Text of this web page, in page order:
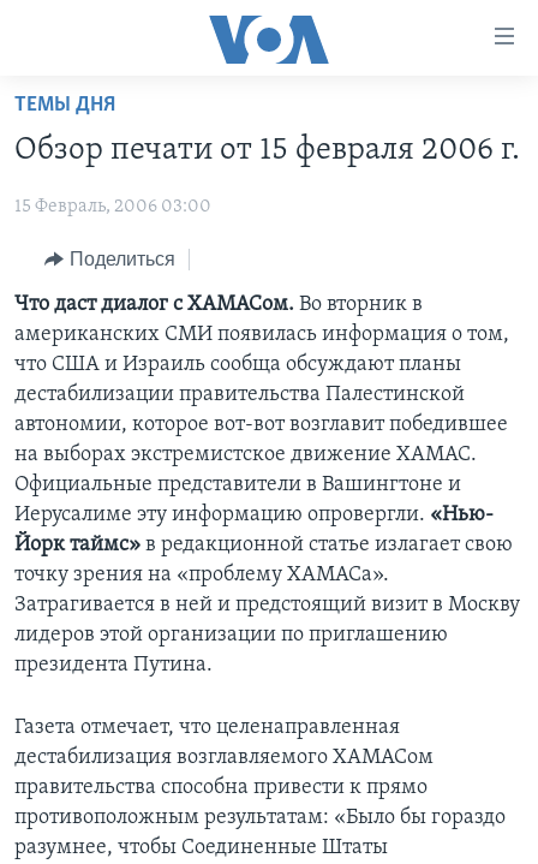
Перейти
основной
Перейти
навигации
Перейти
поиск
ГЛАВНОЕ
ПРОГРАММЫ
АМЕРИКА
НОВОСТИ ЗА МИНУТУ
ИТОГИ
ПОЧЕМУ ЭТО ВАЖНО?
ДИСКУССИЯ VOA
ДЕТАЛИ
АМЕРИКА. БОЛЬШОЕ ПУТЕШЕСТВИЕ
ПРОЕКТЫ
УЧИМ АНГЛИЙСКИЙ
НАША АМЕРИКАНСКАЯ ИСТОРИЯ
А КАК В АМЕРИКЕ?
АРТЕФАКТЫ
АМЕРИКАНСКИЕ ГОРОДКИ
ЭКСПЕРТИЗА
ИНТЕРВЬЮ
ФАКТЫ ПРОТИВ ФЕЙКОВ
ЗА СВОБОДУ ПРЕССЫ
УЧИМ АНГЛИЙСКИЙ
ВИДЕО
ПОДПИСКА НА НОВОСТИ
Learning English
СОЦИАЛЬНЫЕ СЕТИ
Языки
ТЕМЫ ДНЯ
Обзор печати от 15 февраля 2006 г.
15 Февраль, 2006 03:00
Поделиться
Что даст диалог с ХАМАСом. Во вторник в
американских СМИ появилась информация о том,
что США и Израиль сообща обсуждают планы
дестабилизации правительства Палестинской
автономии, которое вот-вот возглавит победившее
на выборах экстремистское движение ХАМАС.
Официальные представители в Вашингтоне и
Иерусалиме эту информацию опровергли. «Нью-
Йорк таймс» в редакционной статье излагает свою
точку зрения на «проблему ХАМАСа».
Затрагивается в ней и предстоящий визит в Москву
лидеров этой организации по приглашению
президента Путина.
Газета отмечает, что целенаправленная
дестабилизация возглавляемого ХАМАСом
правительства способна привести к прямо
противоположным результатам: «Было бы гораздо
разумнее, чтобы Соединенные Штаты